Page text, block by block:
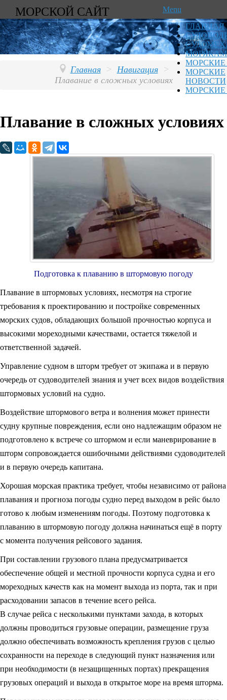
МОРСКОЙ САЙТ
Menu
ГЛАВНАЯ
МОРЯКАМ
МОРСКИЕ
МОРСКИЕ
НОВОСТИ
МОРСКИЕ
Главная > Навигация
>
Плавание в сложных условиях
Плавание в сложных условиях
Подготовка к плаванию в штормовую погоду
Плавание в штормовых условиях, несмотря на строгие
требования к проектированию и постройке современных
морских судов, обладающих большой прочностью корпуса и
высокими мореходными качествами, остается тяжелой и
ответственной задачей.
Управление судном в шторм требует от экипажа и в первую
очередь от судоводителей знания и учет всех видов воздействия
штормовых условий на судно.
Воздействие штормового ветра и волнения может принести
судну крупные повреждения, если оно надлежащим образом не
подготовлено к встрече со штормом и если маневрирование в
шторм сопровождается ошибочными действиями судоводителей
и в первую очередь капитана.
Хорошая морская практика требует, чтобы независимо от района
плавания и прогноза погоды судно перед выходом в рейс было
готово к любым изменениям погоды. Поэтому подготовка к
плаванию в штормовую погоду должна начинаться ещё в порту
с момента получения рейсового задания.
При составлении грузового плана предусматривается
обеспечение общей и местной прочности корпуса судна и его
мореходных качеств как на момент выхода из порта, так и при
расходовании запасов в течение всего рейса.
В случае рейса с несколькими пунктами захода, в которых
должны проводиться грузовые операции, размещение груза
должно обеспечивать возможность крепления грузов с целью
сохранности на переходе в следующий пункт назначения или
при необходимости (в незащищенных портах) прекращения
грузовых операций и выхода в открытое море на время шторма.